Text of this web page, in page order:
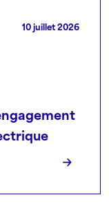
10 juillet 2026